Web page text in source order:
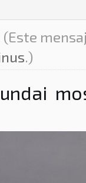
(Este
.)